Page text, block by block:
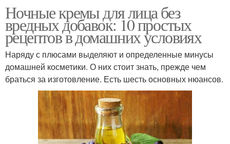
Ночные кремы для лица без
вредных добавок: 10 простых
рецептов в домашних условиях
Наряду с плюсами выделяют и определенные минусы
домашней косметики. О них стоит знать, прежде чем
браться за изготовление. Есть шесть основных нюансов.